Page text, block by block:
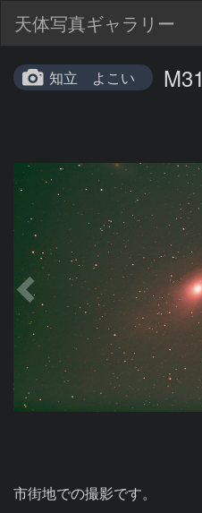
天体写真ギャラリー
知立 よこい M31
市街地での撮影です。